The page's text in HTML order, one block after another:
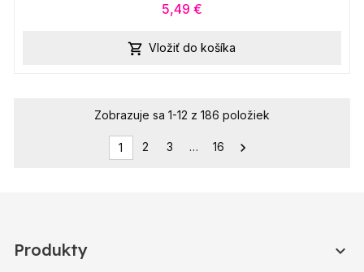
5,49 €
 Vložiť do košíka
Zobrazuje sa 1-12 z 186 položiek
1 2 3 … 16 
Produkty 